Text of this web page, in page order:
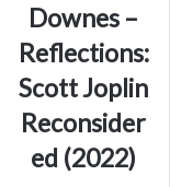
Downes –
Reflections:
Scott Joplin
Reconsider
ed (2022)